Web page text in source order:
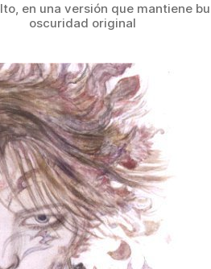
en una versión que mantiene
oscuridad original